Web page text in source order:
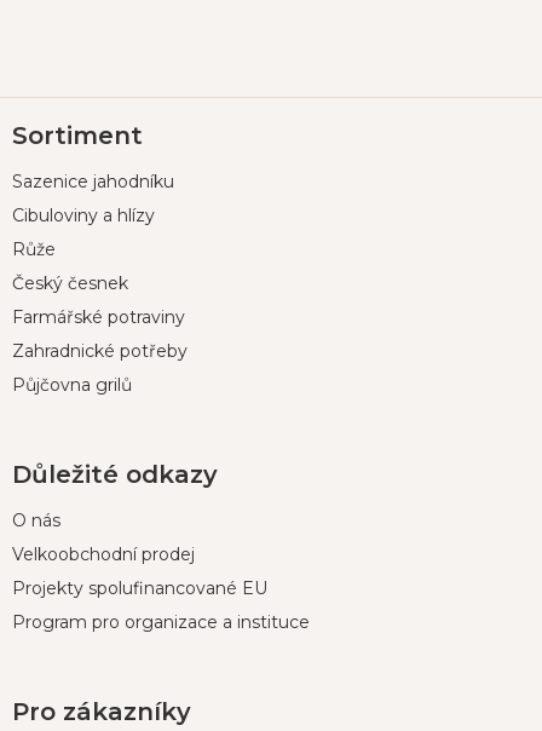
á
a
Sortiment
Sazenice jahodníku
Cibuloviny a hlízy
Růže
Český česnek
Farmářské potraviny
Zahradnické potřeby
Půjčovna grilů
Důležité odkazy
O nás
Velkoobchodní prodej
Projekty spolufinancované EU
Program pro organizace a instituce
Pro zákazníky